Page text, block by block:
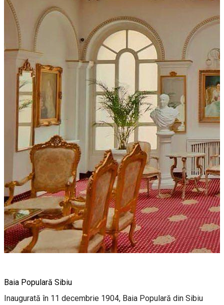
Baia Populară Sibiu
Inaugurată în 11 decembrie 1904, Baia Populară din Sibiu